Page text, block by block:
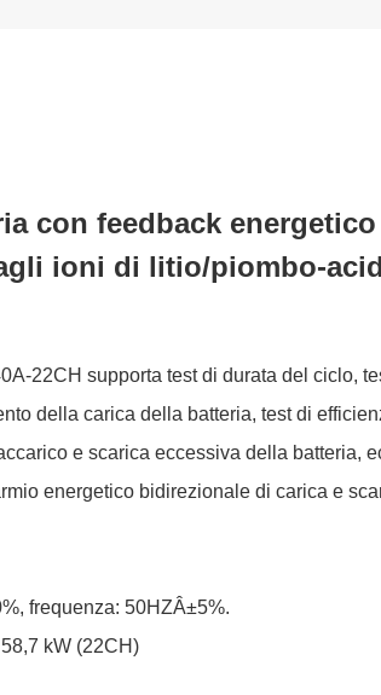
con feedback energetico
ioni di litio/piombo-
22CH supporta test di durata del ciclo,
della carica della batteria, test di
e scarica eccessiva della batteria,
energetico bidirezionale di carica e
frequenza: 50HZÂ±5%.
kW (22CH)